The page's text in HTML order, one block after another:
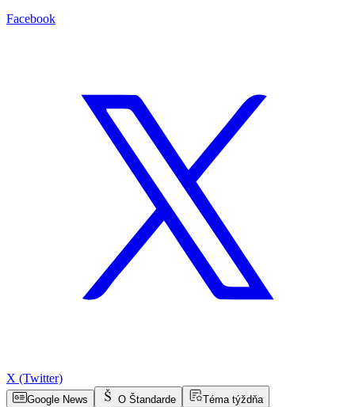
Facebook
X (Twitter)
Google News O Štandarde
Téma týždňa